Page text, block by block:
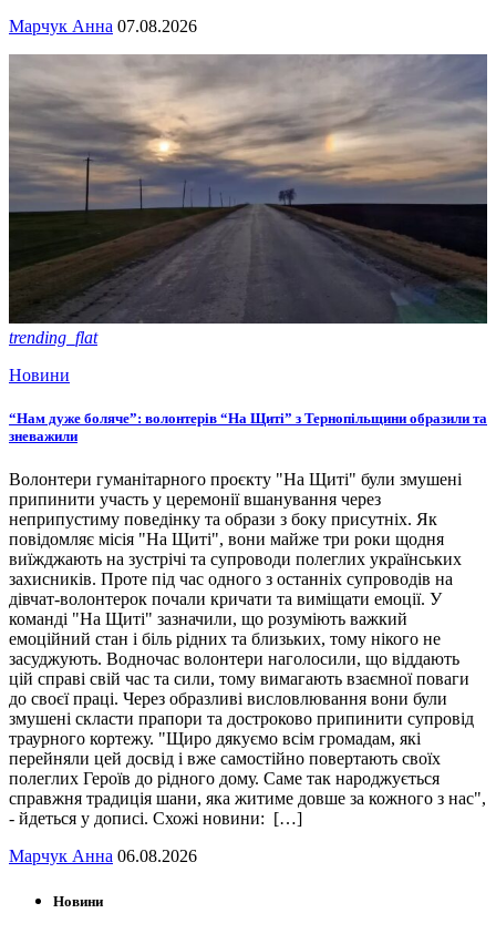
Марчук Анна 07.08.2026
trending_flat
Новини
“Нам дуже боляче”: волонтерів “На Щиті” з Тернопільщини образили та
зневажили
Волонтери гуманітарного проєкту "На Щиті" були змушені
припинити участь у церемонії вшанування через
неприпустиму поведінку та образи з боку присутніх. Як
повідомляє місія "На Щиті", вони майже три роки щодня
виїжджають на зустрічі та супроводи полеглих українських
захисників. Проте під час одного з останніх супроводів на
дівчат-волонтерок почали кричати та виміщати емоції. У
команді "На Щиті" зазначили, що розуміють важкий
емоційний стан і біль рідних та близьких, тому нікого не
засуджують. Водночас волонтери наголосили, що віддають
цій справі свій час та сили, тому вимагають взаємної поваги
до своєї праці. Через образливі висловлювання вони були
змушені скласти прапори та достроково припинити супровід
траурного кортежу. "Щиро дякуємо всім громадам, які
перейняли цей досвід і вже самостійно повертають своїх
полеглих Героїв до рідного дому. Саме так народжується
справжня традиція шани, яка житиме довше за кожного з нас",
- йдеться у дописі. Схожі новини: […]
Марчук Анна 06.08.2026
Новини